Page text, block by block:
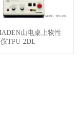
查看详情
山电桌上物性
TPU-2DL